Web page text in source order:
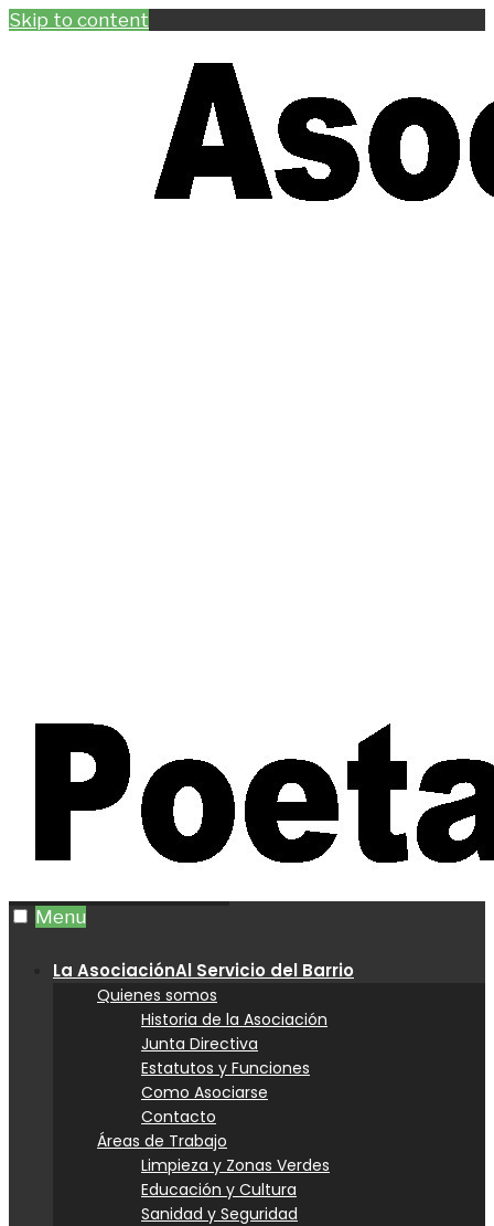
Skip to content
Menu
La AsociaciónAl Servicio del Barrio
Quienes somos
Historia de la Asociación
Junta Directiva
Estatutos y Funciones
Como Asociarse
Contacto
Áreas de Trabajo
Limpieza y Zonas Verdes
Educación y Cultura
Sanidad y Seguridad